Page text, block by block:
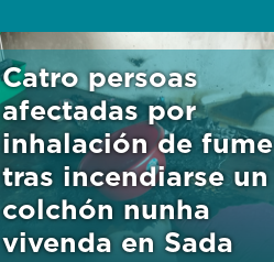
Catro persoas
afectadas por
inhalación de fume
tras incendiarse un
colchón nunha
vivenda en Sada